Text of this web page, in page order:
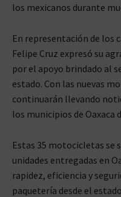
los mexicanos durante
En representación de los
Felipe Cruz expresó su
por el apoyo brindado al
estado. Con las nuevas
continuarán llevando
los municipios de Oaxaca
Estas 35 motocicletas se
unidades entregadas en
rapidez, eficiencia y
paquetería desde el